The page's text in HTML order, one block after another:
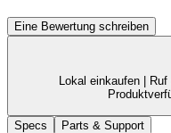
Eine Bewertung schreiben
Lokal einkaufen |
Specs Parts & Support